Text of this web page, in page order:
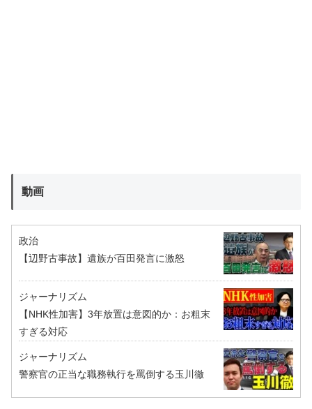
動画
政治
【辺野古事故】遺族が百田発言に激怒
ジャーナリズム
【NHK性加害】3年放置は意図的か：お粗末
すぎる対応
ジャーナリズム
警察官の正当な職務執行を罵倒する玉川徹